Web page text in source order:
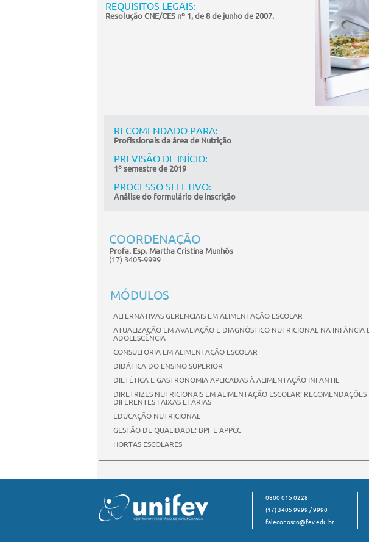
REQUISITOS LEGAIS:
Resolução CNE/CES nº 1, de 8 de junho de 2007.
RECOMENDADO PARA:
Profissionais da área de Nutrição
PREVISÃO DE INÍCIO:
1º semestre de 2019
PROCESSO SELETIVO:
Análise do formulário de inscrição
COORDENAÇÃO
Profa. Esp. Martha Cristina Munhõs
(17) 3405-9999
MÓDULOS
ALTERNATIVAS GERENCIAIS EM ALIMENTAÇÃO ESCOLAR
ATUALIZAÇÃO EM AVALIAÇÃO E DIAGNÓSTICO NUTRICIONAL NA INFÂNCIA
ADOLESCÊNCIA
CONSULTORIA EM ALIMENTAÇÃO ESCOLAR
DIDÁTICA DO ENSINO SUPERIOR
DIETÉTICA E GASTRONOMIA APLICADAS À ALIMENTAÇÃO INFANTIL
DIRETRIZES NUTRICIONAIS EM ALIMENTAÇÃO ESCOLAR: RECOMENDAÇÕES
DIFERENTES FAIXAS ETÁRIAS
EDUCAÇÃO NUTRICIONAL
GESTÃO DE QUALIDADE: BPF E APPCC
HORTAS ESCOLARES
0800 015 0228
(17) 3405 9999 / 9990
faleconosco@fev.edu.br